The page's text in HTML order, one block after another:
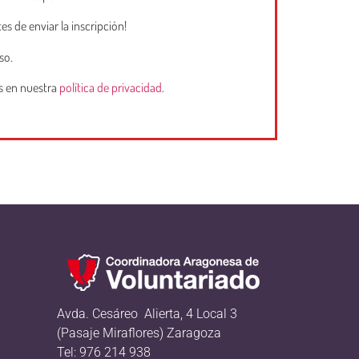
de enviar la inscripción!
en nuestra política de privacidad.
Avda. Cesáreo Alierta, 4 Local 3
(Pasaje Miraflores) Zaragoza
Tel: 976 214 938